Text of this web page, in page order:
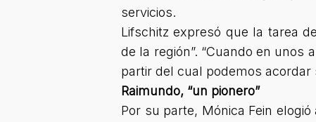
servicios.
Lifschitz expresó que la tarea
de la región”. “Cuando en
partir del cual podemos
Raimundo, “un pionero”
Por su parte, Mónica Fein